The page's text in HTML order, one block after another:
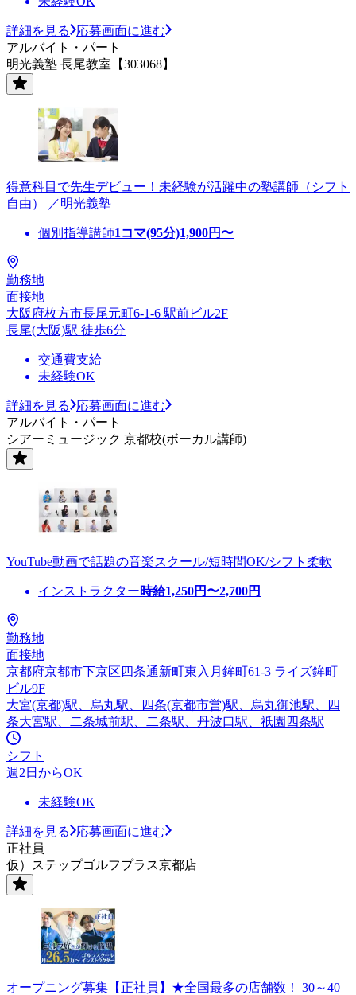
詳細を見る
応募画面に進む
アルバイト・パート
明光義塾 長尾教室【303068】
得意科目で先生デビュー！未経験が活躍中の塾講師（シフト
自由） ／明光義塾
個別指導講師1コマ(95分)1,900円〜
勤務地
面接地
大阪府枚方市長尾元町6-1-6 駅前ビル2F
長尾(大阪)駅 徒歩6分
交通費支給
未経験OK
詳細を見る
応募画面に進む
アルバイト・パート
シアーミュージック 京都校(ボーカル講師)
YouTube動画で話題の音楽スクール/短時間OK/シフト柔軟
インストラクター時給1,250円〜2,700円
勤務地
面接地
京都府京都市下京区四条通新町東入月鉾町61-3 ライズ鉾町
ビル9F
大宮(京都)駅、烏丸駅、四条(京都市営)駅、烏丸御池駅、四
条大宮駅、二条城前駅、二条駅、丹波口駅、祇園四条駅
シフト
週2日からOK
未経験OK
詳細を見る
応募画面に進む
正社員
仮）ステップゴルフプラス京都店
オープニング募集【正社員】★全国最多の店舗数！ 30～40